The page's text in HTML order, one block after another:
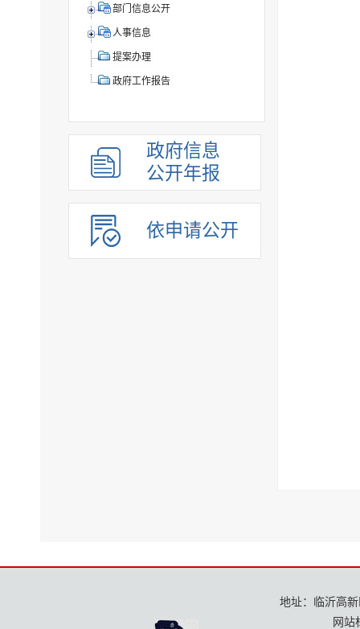
部门信息公开
人事信息
提案办理
政府工作报告
政府信息
公开年报
依申请公开
地址：临沂高
网站